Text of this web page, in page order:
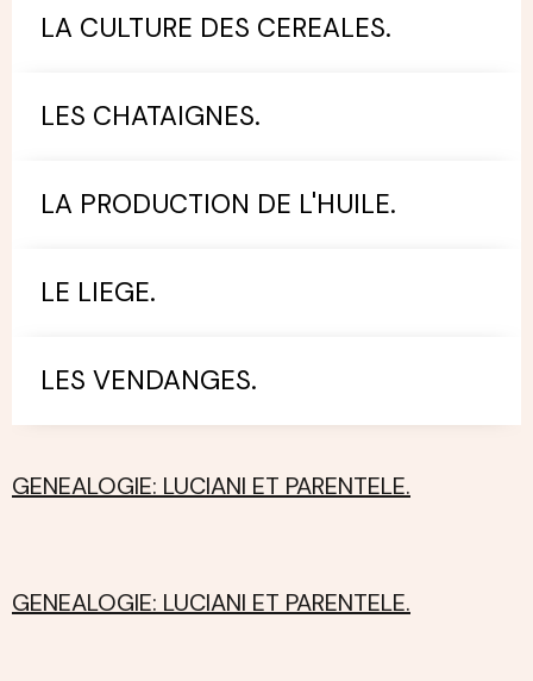
LA CULTURE DES CEREALES.
LES CHATAIGNES.
LA PRODUCTION DE L'HUILE.
LE LIEGE.
LES VENDANGES.
GENEALOGIE: LUCIANI ET PARENTELE.
GENEALOGIE: LUCIANI ET PARENTELE.